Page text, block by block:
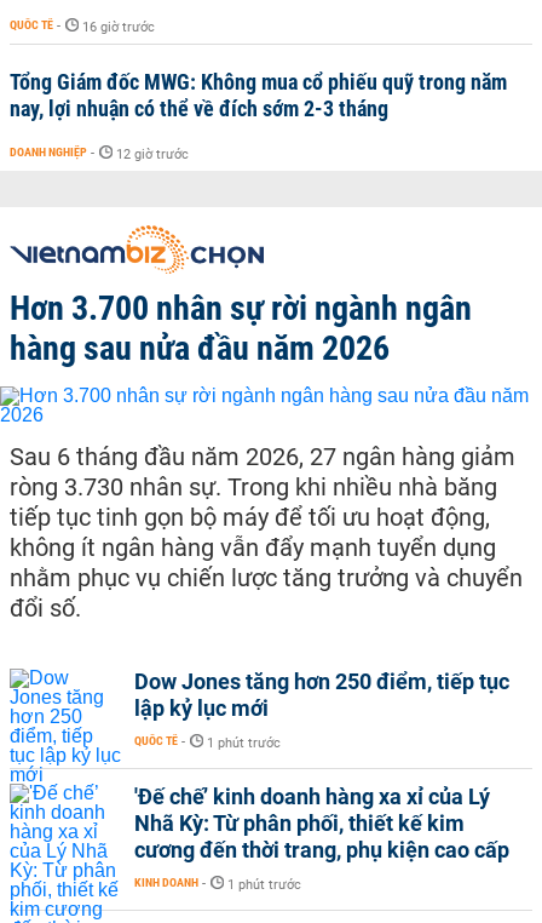
QUỐC TẾ - 16 giờ trước
Tổng Giám đốc MWG: Không mua cổ phiếu quỹ trong năm
nay, lợi nhuận có thể về đích sớm 2-3 tháng
DOANH NGHIỆP - 12 giờ trước
Hơn 3.700 nhân sự rời ngành ngân
hàng sau nửa đầu năm 2026
Sau 6 tháng đầu năm 2026, 27 ngân hàng giảm
ròng 3.730 nhân sự. Trong khi nhiều nhà băng
tiếp tục tinh gọn bộ máy để tối ưu hoạt động,
không ít ngân hàng vẫn đẩy mạnh tuyển dụng
nhằm phục vụ chiến lược tăng trưởng và chuyển
đổi số.
Dow Jones tăng hơn 250 điểm, tiếp tục
lập kỷ lục mới
QUỐC TẾ - 1 phút trước
'Đế chế’ kinh doanh hàng xa xỉ của Lý
Nhã Kỳ: Từ phân phối, thiết kế kim
cương đến thời trang, phụ kiện cao cấp
KINH DOANH - 1 phút trước